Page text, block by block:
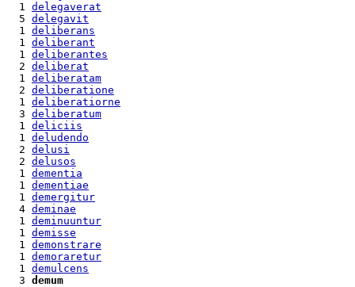
  1
delegaverat
  5
delegavit
  1
deliberans
  1
deliberant
  1
deliberantes
  2
deliberat
  1
deliberatam
  2
deliberatione
  1
deliberatiorne
  3
deliberatum
  1
deliciis
  1
deludendo
  2
delusi
  2
delusos
  1
dementia
  1
dementiae
  1
demergitur
  4
deminae
  1
deminuuntur
  1
demisse
  1
demonstrare
  1
demoraretur
  1
demulcens
  3
demum